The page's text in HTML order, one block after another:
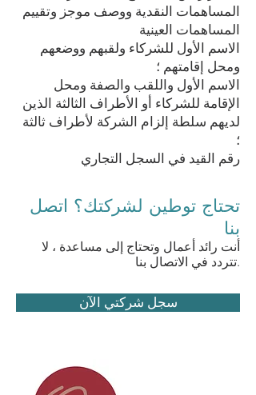
المساهمات النقدية ووصف موجز وتقييم
المساهمات العينية
الاسم الأول للشركاء ولقبهم ووضعهم
ومحل إقامتهم ؛
الاسم الأول واللقب والصفة ومحل
الإقامة للشركاء أو الأطراف الثالثة الذين
لديهم سلطة إلزام الشركة لأطراف ثالثة
؛
رقم القيد في السجل التجاري
تحتاج توطين لشركتك؟ اتصل
بنا
أنت رائد أعمال وتحتاج إلى مساعدة ، لا
تتردد في الاتصال بنا.
سجل شركتي الآن